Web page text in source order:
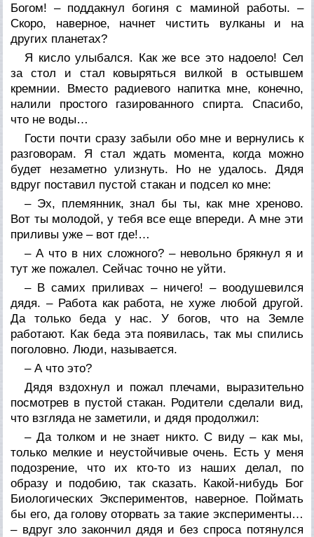
Богом! – поддакнул богиня с маминой работы. –
Скоро, наверное, начнет чистить вулканы и на
других планетах?
Я кисло улыбался. Как же все это надоело! Сел
за стол и стал ковыряться вилкой в остывшем
кремнии. Вместо радиевого напитка мне, конечно,
налили простого газированного спирта. Спасибо,
что не воды…
Гости почти сразу забыли обо мне и вернулись к
разговорам. Я стал ждать момента, когда можно
будет незаметно улизнуть. Но не удалось. Дядя
вдруг поставил пустой стакан и подсел ко мне:
– Эх, племянник, знал бы ты, как мне хреново.
Вот ты молодой, у тебя все еще впереди. А мне эти
приливы уже – вот где!…
– А что в них сложного? – невольно брякнул я и
тут же пожалел. Сейчас точно не уйти.
– В самих приливах – ничего! – воодушевился
дядя. – Работа как работа, не хуже любой другой.
Да только беда у нас. У богов, что на Земле
работают. Как беда эта появилась, так мы спились
поголовно. Люди, называется.
– А что это?
Дядя вздохнул и пожал плечами, выразительно
посмотрев в пустой стакан. Родители сделали вид,
что взгляда не заметили, и дядя продолжил:
– Да толком и не знает никто. С виду – как мы,
только мелкие и неустойчивые очень. Есть у меня
подозрение, что их кто-то из наших делал, по
образу и подобию, так сказать. Какой-нибудь Бог
Биологических Экспериментов, наверное. Поймать
бы его, да голову оторвать за такие эксперименты…
– вдруг зло закончил дядя и без спроса потянулся